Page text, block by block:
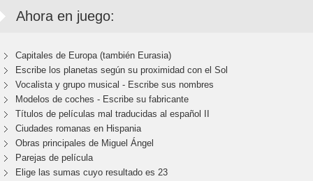
Ahora en juego:
Capitales de Europa (también Eurasia)
Escribe los planetas según su proximidad con el Sol
Vocalista y grupo musical - Escribe sus nombres
Modelos de coches - Escribe su fabricante
Títulos de películas mal traducidas al español II
Ciudades romanas en Hispania
Obras principales de Miguel Ángel
Parejas de película
Elige las sumas cuyo resultado es 23